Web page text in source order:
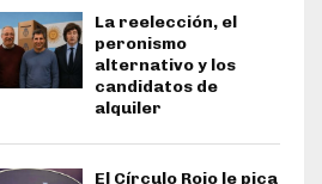
La reelección, el
peronismo
alternativo y los
candidatos de
alquiler
El Círculo Rojo le pica